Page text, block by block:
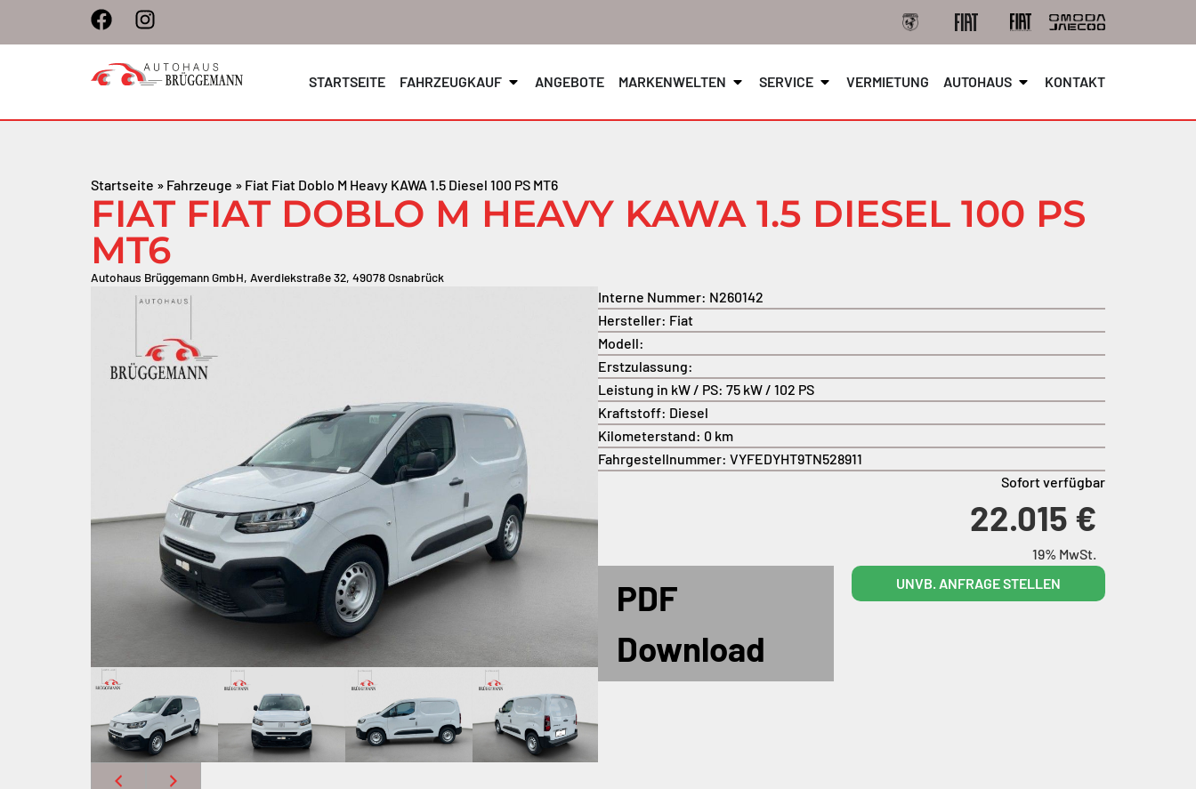
STARTSEITE FAHRZEUGKAUF ANGEBOTE MARKENWELTEN SERVICE VERMIETUNG AUTOHAUS KONTAKT
Startseite » Fahrzeuge » Fiat Fiat Doblo M Heavy KAWA 1.5 Diesel 100 PS MT6
FIAT FIAT DOBLO M HEAVY KAWA 1.5 DIESEL 100 PS
MT6
Autohaus Brüggemann GmbH, Averdiekstraße 32, 49078 Osnabrück
Interne Nummer: N260142
Hersteller: Fiat
Modell:
Erstzulassung:
Leistung in kW / PS: 75 kW / 102 PS
Kraftstoff: Diesel
Kilometerstand: 0 km
Fahrgestellnummer: VYFEDYHT9TN528911
Sofort verfügbar
22.015 €
19% MwSt.
PDF
Download
UNVB. ANFRAGE STELLEN